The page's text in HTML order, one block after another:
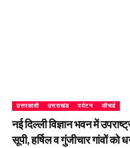
उत्तरकाशी उत्तराखंड पर्यटन फीचर्ड
नई दिल्ली विज्ञान भवन में
सूपी, हर्षिल व गुंजीचार गांवों